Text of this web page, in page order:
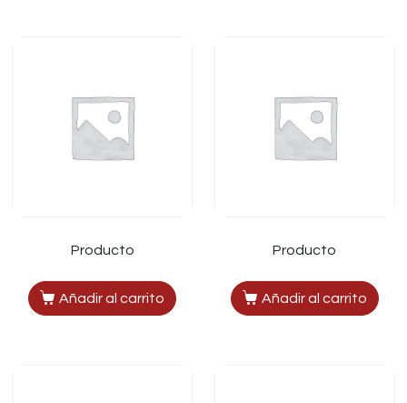
Producto
Añadir al carrito
Producto
Añadir al carrito